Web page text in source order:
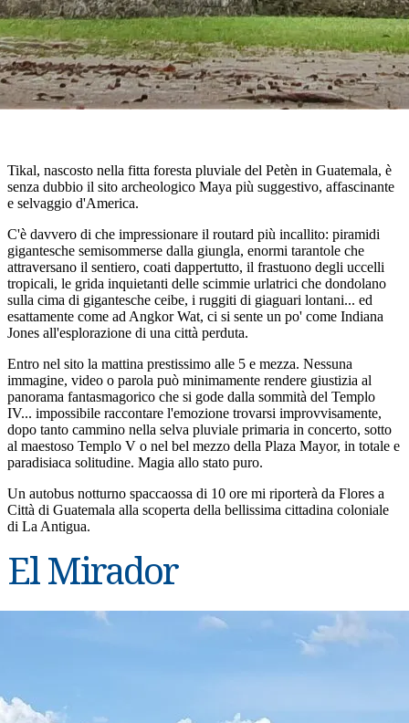
Tikal, nascosto nella fitta foresta pluviale del Petèn in Guatemala, è
senza dubbio il sito archeologico Maya più suggestivo, affascinante
e selvaggio d'America.
C'è davvero di che impressionare il routard più incallito: piramidi
gigantesche semisommerse dalla giungla, enormi tarantole che
attraversano il sentiero, coati dappertutto, il frastuono degli uccelli
tropicali, le grida inquietanti delle scimmie urlatrici che dondolano
sulla cima di gigantesche ceibe, i ruggiti di giaguari lontani... ed
esattamente come ad Angkor Wat, ci si sente un po' come Indiana
Jones all'esplorazione di una città perduta.
Entro nel sito la mattina prestissimo alle 5 e mezza. Nessuna
immagine, video o parola può minimamente rendere giustizia al
panorama fantasmagorico che si gode dalla sommità del Templo
IV... impossibile raccontare l'emozione trovarsi improvvisamente,
dopo tanto cammino nella selva pluviale primaria in concerto, sotto
al maestoso Templo V o nel bel mezzo della Plaza Mayor, in totale e
paradisiaca solitudine. Magia allo stato puro.
Un autobus notturno spaccaossa di 10 ore mi riporterà da Flores a
Città di Guatemala alla scoperta della bellissima cittadina coloniale
di La Antigua.
El Mirador